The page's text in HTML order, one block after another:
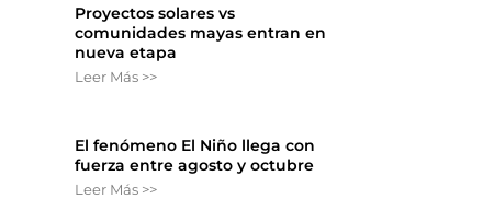
Proyectos solares vs
comunidades mayas entran en
nueva etapa
Leer Más >>
El fenómeno El Niño llega con
fuerza entre agosto y octubre
Leer Más >>